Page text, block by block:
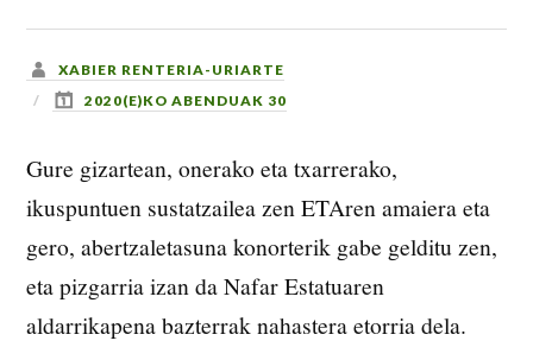
XABIER RENTERIA-URIARTE
2020(E)KO ABENDUAK 30
Gure gizartean, onerako eta txarrerako,
ikuspuntuen sustatzailea zen ETAren amaiera eta
gero, abertzaletasuna konorterik gabe gelditu zen,
eta pizgarria izan da Nafar Estatuaren
aldarrikapena bazterrak nahastera etorria dela.